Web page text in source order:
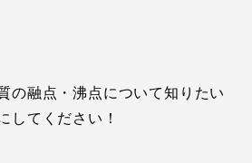
の融点・沸点について知りたい
してください！